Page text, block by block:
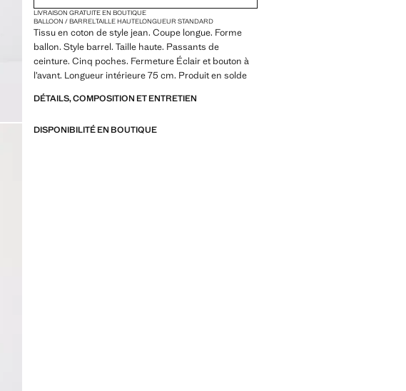
LIVRAISON GRATUITE EN BOUTIQUE
BALLOON / BARRELTAILLE HAUTELONGUEUR STANDARD
Tissu en coton de style jean. Coupe longue. Forme
ballon. Style barrel. Taille haute. Passants de
ceinture. Cinq poches. Fermeture Éclair et bouton à
l’avant. Longueur intérieure 75 cm. Produit en solde
DÉTAILS, COMPOSITION ET ENTRETIEN
DISPONIBILITÉ EN BOUTIQUE